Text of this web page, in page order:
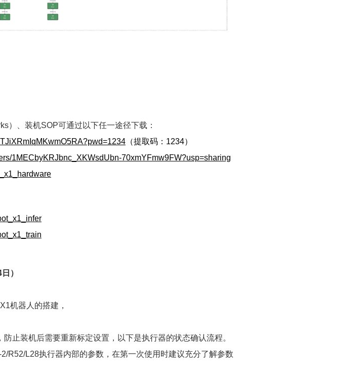
）、装机SOP可通过以下任一途径下载：
（提取码：1234）
1MECbyKRJbnc_XKWsdUbn-70xmYFmw9FW?usp=sharing
）
机器人的搭建，
止装机后需要重新标定设置，以下是执行器的状态确认流程。
R52/L28执行器内部的参数，在第一次使用时建议充分了解参数